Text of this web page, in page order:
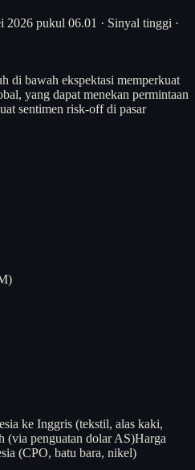
2026 pukul 06.01 · Sinyal tinggi ·
di bawah ekspektasi memperkuat
yang dapat menekan permintaan
sentimen risk-off di pasar
ke Inggris (tekstil, alas kaki,
(via penguatan dolar AS)Harga
(CPO, batu bara, nikel)